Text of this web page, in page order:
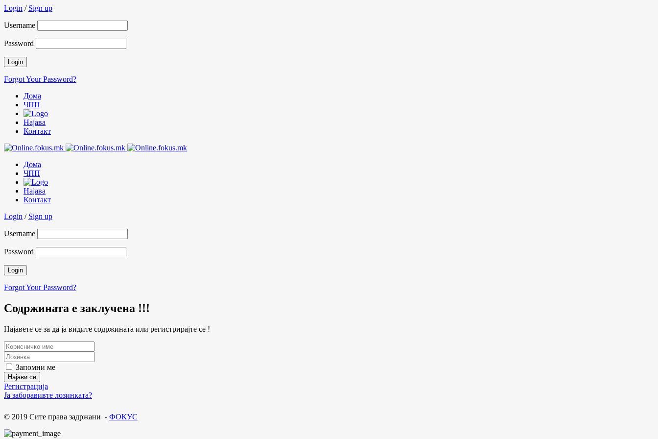
Login / Sign up
Username
Password
Forgot Your Password?
Дома
ЧПП
Најава
Контакт
Дома
ЧПП
Најава
Контакт
Login / Sign up
Username
Password
Forgot Your Password?
Содржината е заклучена !!!
Најавете се за да ја видите содржината или регистрирајте се !
Запомни ме
Регистрација
Ја заборавивте лозинката?
© 2019 Сите права задржани - ФОКУС